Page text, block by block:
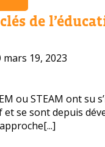
de
mars 19, 2023
ou STEAM ont su
et se sont depuis
vous